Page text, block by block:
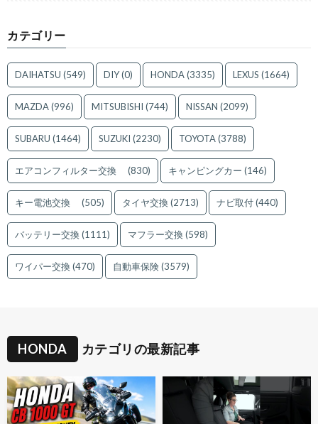
カテゴリー
DAIHATSU (549) DIY(0) HONDA(3335) LEXUS (1664)
MAZDA(996) MITSUBISHI (744) NISSAN (2099)
SUBARU (1464) SUZUKI (2230) TOYOTA(3788)
エアコンフィルター交換 (830) キャンピングカー (146)
キー電池交換 (505) タイヤ交換(2713) ナビ取付(440)
バッテリー交換(1111) マフラー交換(598)
ワイパー交換(470) 自動車保険(3579)
HONDA カテゴリの最新記事